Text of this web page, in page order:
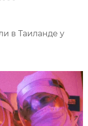
в Таиланде у